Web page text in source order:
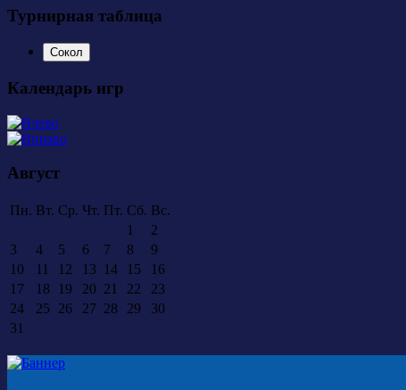
Турнирная таблица
Сокол
Календарь игр
Август
Пн. Вт. Ср. Чт. Пт. Сб. Вс.
1
2
3
4 5 6 7 8
9
10
11 12 13 14 15
16
17
18 19 20 21 22
23
24
25 26 27 28 29
30
31